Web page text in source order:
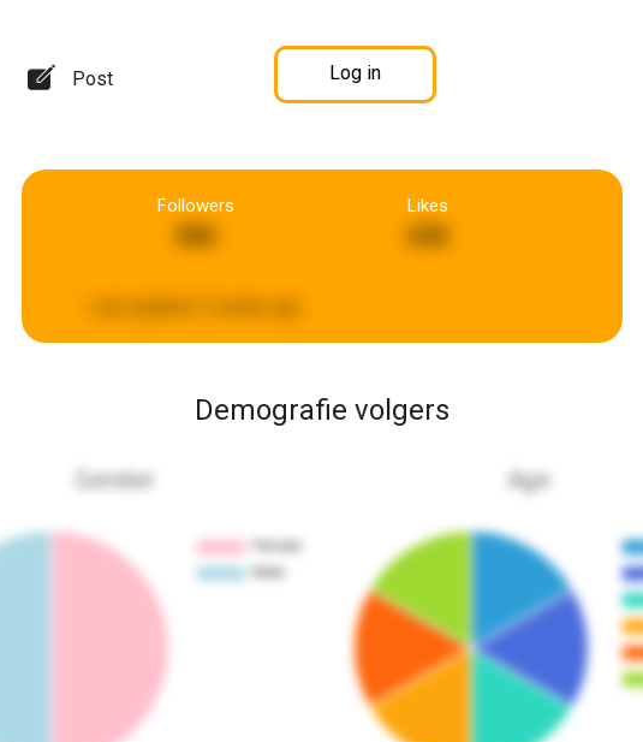
Post Log in
Followers
506
Likes
636
Demografie volgers
Gender Age